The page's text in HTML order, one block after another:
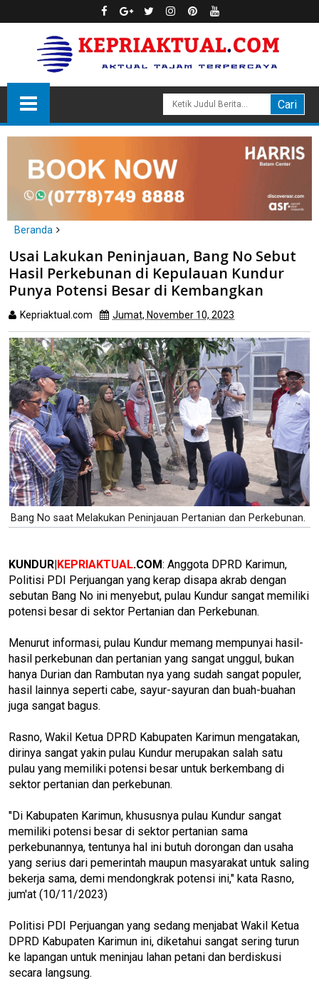
Beranda
Karimun
Usai Lakukan Peninjauan, Bang No Sebut Hasil Perkebunan di
Kepulauan Kundur Punya Potensi Besar di Kembangkan
Usai Lakukan Peninjauan, Bang No Sebut
Hasil Perkebunan di Kepulauan Kundur
Punya Potensi Besar di Kembangkan
Kepriaktual.com Jumat, November 10, 2023
Bang No saat Melakukan Peninjauan Pertanian dan Perkebunan.
KUNDUR|KEPRIAKTUAL.COM: Anggota DPRD Karimun,
Politisi PDI Perjuangan yang kerap disapa akrab dengan
sebutan Bang No ini menyebut, pulau Kundur sangat memiliki
potensi besar di sektor Pertanian dan Perkebunan.
Menurut informasi, pulau Kundur memang mempunyai hasil-
hasil perkebunan dan pertanian yang sangat unggul, bukan
hanya Durian dan Rambutan nya yang sudah sangat populer,
hasil lainnya seperti cabe, sayur-sayuran dan buah-buahan
juga sangat bagus.
Rasno, Wakil Ketua DPRD Kabupaten Karimun mengatakan,
dirinya sangat yakin pulau Kundur merupakan salah satu
pulau yang memiliki potensi besar untuk berkembang di
sektor pertanian dan perkebunan.
"Di Kabupaten Karimun, khususnya pulau Kundur sangat
memiliki potensi besar di sektor pertanian sama
perkebunannya, tentunya hal ini butuh dorongan dan usaha
yang serius dari pemerintah maupun masyarakat untuk saling
bekerja sama, demi mendongkrak potensi ini," kata Rasno,
jum'at (10/11/2023)
Politisi PDI Perjuangan yang sedang menjabat Wakil Ketua
DPRD Kabupaten Karimun ini, diketahui sangat sering turun
ke lapangan untuk meninjau lahan petani dan berdiskusi
secara langsung.